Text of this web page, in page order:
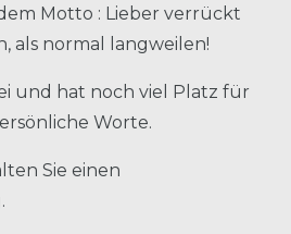
Motto : Lieber verrückt
als normal langweilen!
und hat noch viel Platz für
Worte.
Sie einen